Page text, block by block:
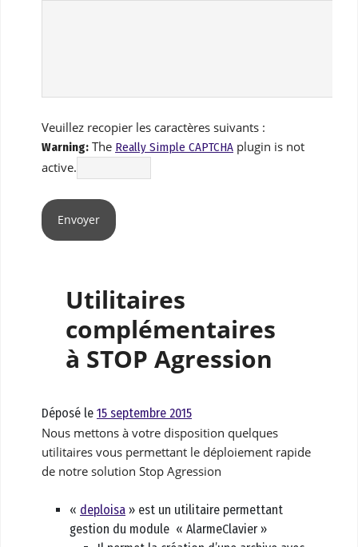
Veuillez recopier les caractères suivants :
Warning: The Really Simple CAPTCHA plugin is not
active.
Utilitaires
complémentaires
à STOP Agression
Déposé le 15 septembre 2015
Nous mettons à votre disposition quelques
utilitaires vous permettant le déploiement rapide
de notre solution Stop Agression
« deploisa » est un utilitaire permettant
gestion du module « AlarmeClavier »